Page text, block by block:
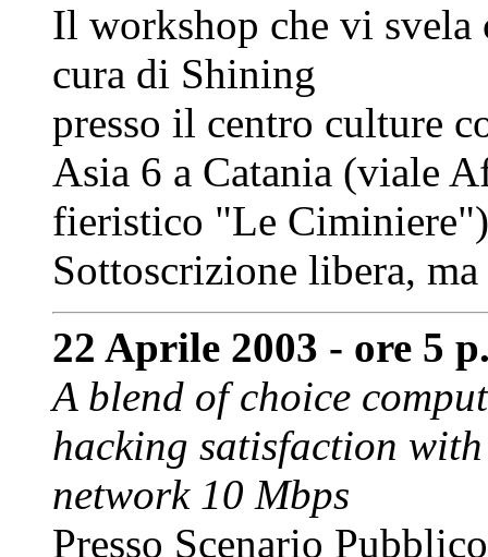
Il workshop che vi svela
cura di Shining
presso il centro culture
Asia 6 a Catania (viale
fieristico "Le
Sottoscrizione libera,
22 Aprile 2003 - ore 5
A blend of choice
hacking satisfaction
network 10 Mbps
Presso Scenario